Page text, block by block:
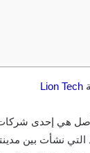
Lion Tech
نشأت بين